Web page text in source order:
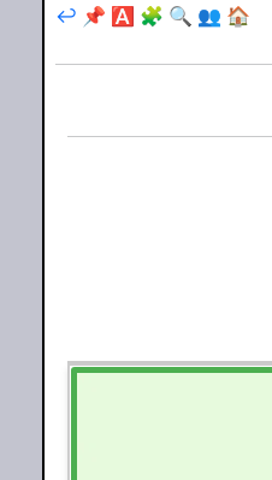
🏠
👥
🔍
🧩
🅰️
📌
↩️